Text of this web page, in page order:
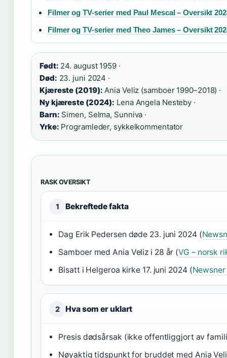
Filmer og TV-serier med Paul Mescal – Oversikt
Filmer og TV-serier med Theo James – Oversikt
Født: 24. august 1959 ·
Død: 23. juni 2024 ·
Kjæreste (2019): Ania Veliz (samboer 1990–2018) ·
Ny kjæreste (2024): Lena Angela Nesteby ·
Barn: Simen, Selma, Sunniva ·
Yrke: Programleder, sykkelkommentator
RASK OVERSIKT
1 Bekreftede fakta
Dag Erik Pedersen døde 23. juni 2024 (
Samboer med Ania Veliz i 28 år (VG – norsk
Bisatt i Helgeroa kirke 17. juni 2024 (
2 Hva som er uklart
Presis dødsårsak (ikke offentliggjort av
Nøyaktig tidspunkt for bruddet med Ania